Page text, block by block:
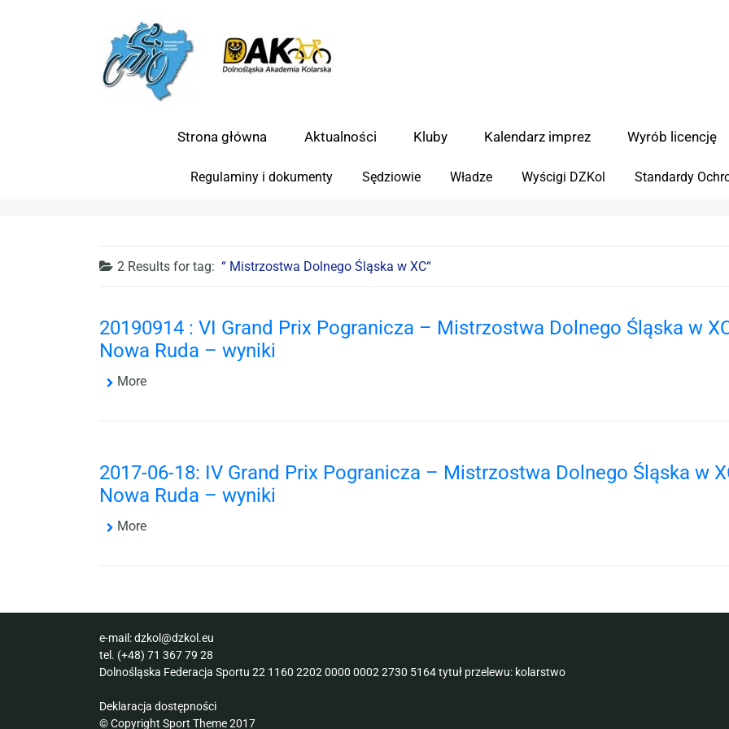
Strona główna Aktualności Kluby Kalendarz imprez Wyrób licencję
Regulaminy i dokumenty Sędziowie Władze Wyścigi DZKol Standardy
2 Results fortag: Mistrzostwa Dolnego Śląska w XC
20190914 : VI Grand Prix Pogranicza – Mistrzostwa Dolnego Śląska w
Nowa Ruda – wyniki
More
2017-06-18: IV Grand Prix Pogranicza – Mistrzostwa Dolnego Śląska w
Nowa Ruda – wyniki
More
e-mail:dzkol@dzkol.eu
tel. (+48) 71 367 79 28
Dolnośląska Federacja Sportu 22 1160 2202 0000 0002 2730 5164 tytuł przelewu: kolarstwo
Deklaracja dostępności
© Copyright Sport Theme 2017